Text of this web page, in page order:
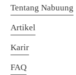
Tentang Nabuung
Artikel
Karir
FAQ